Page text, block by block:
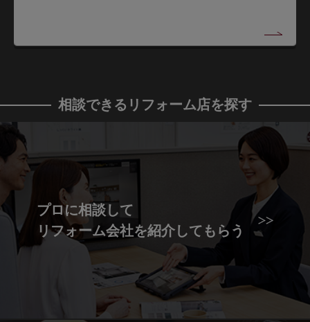
相談できるリフォーム店を探す
プロに相談して
リフォーム会社を紹介してもらう